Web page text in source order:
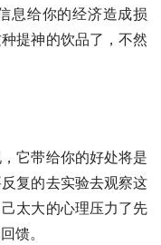
息给你的经济造成损
提神的饮品了，不然
它带给你的好处将是
复的去实验去观察这
太大的心理压力了先
馈。